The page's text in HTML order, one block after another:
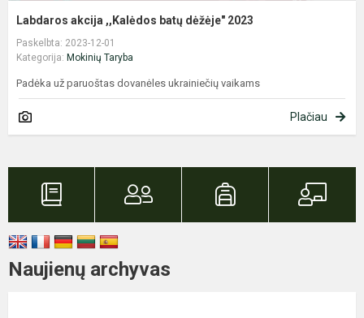
Labdaros akcija ,,Kalėdos batų dėžėje" 2023
Paskelbta: 2023-12-01
Kategorija: Mokinių Taryba
Padėka už paruoštas dovanėles ukrainiečių vaikams
Plačiau
Naujienų archyvas